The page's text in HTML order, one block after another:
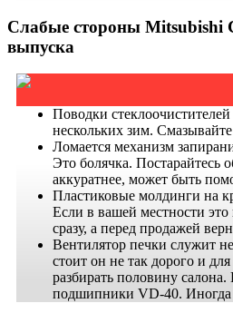
Слабые стороны Mitsubishi
выпуска
Поводки
нескольких зим.
Ломается механизм
Это болячка. Постарайтесь
аккуратнее, может быть
Пластиковые молдинги на
Если в вашей местности это
сразу, а перед продажей
Вентилятор печки служит
стоит он не так дорого и
разбирать половину
подшипники VD-40. Иногда